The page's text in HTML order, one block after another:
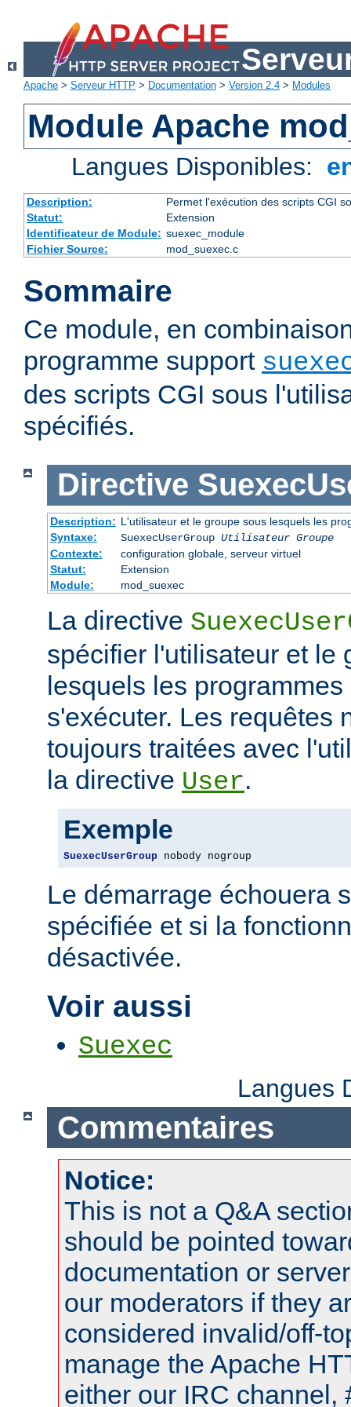
Apache > Serveur HTTP > Documentation > Version 2.4 > Modules
Module Apache
Langues Disponibles:
Description:
Permet l'exécution des scripts CGI
Statut:
Extension
Identificateur de Module: suexec_module
Fichier Source:
mod_suexec.c
Sommaire
Ce module, en
programme support
des scripts CGI sous
spécifiés.
Directive
Description: L'utilisateur et le groupe sous lesquels les
Syntaxe:
SuexecUserGroup Utilisateur Groupe
Contexte:
configuration globale, serveur virtuel
Statut:
Extension
Module:
mod_suexec
La directive
spécifier l'utilisateur et le
lesquels les
s'exécuter. Les requêtes
toujours traitées avec
la directive User.
Exemple
SuexecUserGroup nobody nogroup
Le démarrage échouera
spécifiée et si la
désactivée.
Voir aussi
Suexec
Langues
Commentaires
Notice:
This is not a Q&A
should be pointed
documentation or
our moderators if they
considered invalid/off-
manage the Apache
either our IRC channel,